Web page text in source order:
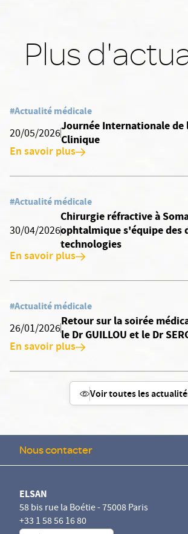
Plus
#Actualité médicale
20/05/2026
Journée Internationale de
Clinique
En savoir plus
#Actualité médicale
30/04/2026
Chirurgie réfractive à
ophtalmique s'équipe des
technologies
En savoir plus
#Actualité médicale
26/01/2026
Retour sur la soirée
le Dr GUILLOU et le Dr
En savoir plus
Voir toutes les
Nous contacter
ELSAN
58 bis rue la Boétie - 75008 Paris
+33 1 58 56 16 80